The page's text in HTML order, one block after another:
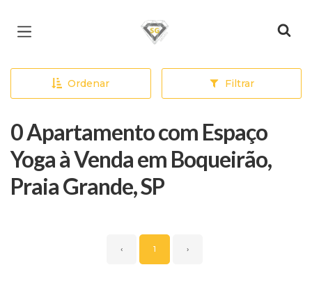
Página inicial
Ordenar Filtrar
0 Apartamento com Espaço
Yoga à Venda em Boqueirão,
Praia Grande, SP
‹ 1 ›